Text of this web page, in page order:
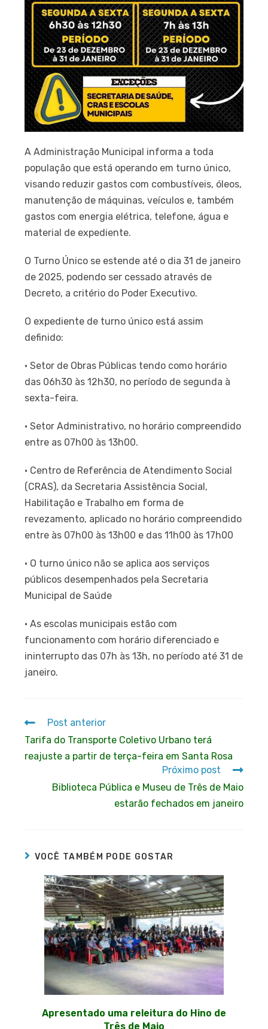
A Administração Municipal informa a toda
população que está operando em turno único,
visando reduzir gastos com combustíveis, óleos,
manutenção de máquinas, veículos e, também
gastos com energia elétrica, telefone, água e
material de expediente.
O Turno Único se estende até o dia 31 de janeiro
de 2025, podendo ser cessado através de
Decreto, a critério do Poder Executivo.
O expediente de turno único está assim
definido:
• Setor de Obras Públicas tendo como horário
das 06h30 às 12h30, no período de segunda à
sexta-feira.
• Setor Administrativo, no horário compreendido
entre as 07h00 às 13h00.
• Centro de Referência de Atendimento Social
(CRAS), da Secretaria Assistência Social,
Habilitação e Trabalho em forma de
revezamento, aplicado no horário compreendido
entre às 07h00 às 13h00 e das 11h00 às 17h00
• O turno único não se aplica aos serviços
públicos desempenhados pela Secretaria
Municipal de Saúde
• As escolas municipais estão com
funcionamento com horário diferenciado e
ininterrupto das 07h às 13h, no período até 31 de
janeiro.
Post anterior
Tarifa do Transporte Coletivo Urbano terá
reajuste a partir de terça-feira em Santa Rosa
Próximo post
Biblioteca Pública e Museu de Três de Maio
estarão fechados em janeiro
VOCÊ TAMBÉM PODE GOSTAR
Apresentado uma releitura do Hino de
Três de Maio